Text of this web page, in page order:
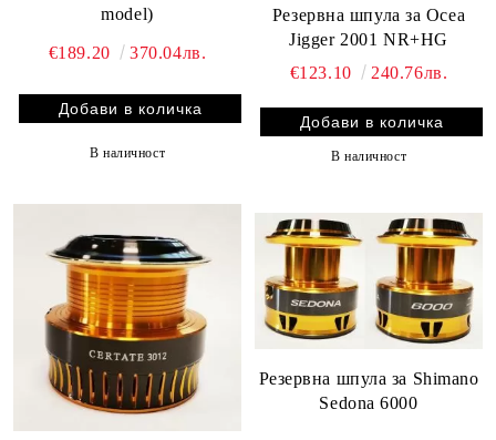
model)
€189.20 370.04лв.
В наличност
Резервна шпула за Ocea
Jigger 2001 NR+HG
€123.10
240.76лв.
В наличност
Резервна шпула за Shimano
Sedona 6000